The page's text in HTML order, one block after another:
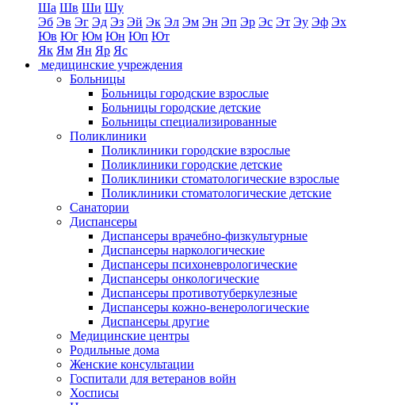
Ша Шв Ши Шу
Эб Эв Эг Эд Эз Эй Эк Эл Эм Эн Эп Эр Эс Эт Эу Эф Эх
Юв Юг Юм Юн Юп Ют
Як Ям Ян Яр Яс
медицинские учреждения
Больницы
Больницы городские взрослые
Больницы городские детские
Больницы специализированные
Поликлиники
Поликлиники городские взрослые
Поликлиники городские детские
Поликлиники стоматологические взрослые
Поликлиники стоматологические детские
Санатории
Диспансеры
Диспансеры врачебно-физкультурные
Диспансеры наркологические
Диспансеры психоневрологические
Диспансеры онкологические
Диспансеры противотуберкулезные
Диспансеры кожно-венерологические
Диспансеры другие
Медицинские центры
Родильные дома
Женские консультации
Госпитали для ветеранов войн
Хосписы